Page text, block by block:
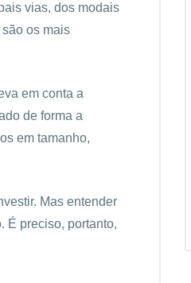
vias, dos modais
os mais
em conta a
de forma a
em tamanho,
Mas entender
É preciso, portanto,